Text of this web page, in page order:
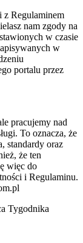
z Regulaminem
nam zgody na
w czasie
w
portalu przez
pracujemy nad
To oznacza, że
standardy oraz
że ten
więc do
i Regulaminu.
Tygodnika